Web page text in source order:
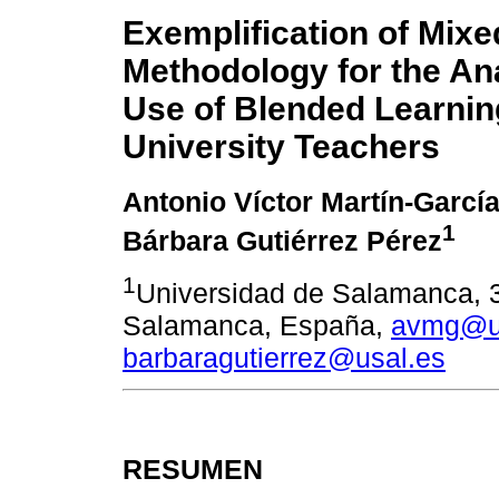
Exemplification of
Methodology for the
Use of Blended
University Teachers
Antonio Víctor Martín-García
Bárbara Gutiérrez Pérez1
1Universidad de Salamanca,
Salamanca, España,
barbaragutierrez@usal.es
RESUMEN